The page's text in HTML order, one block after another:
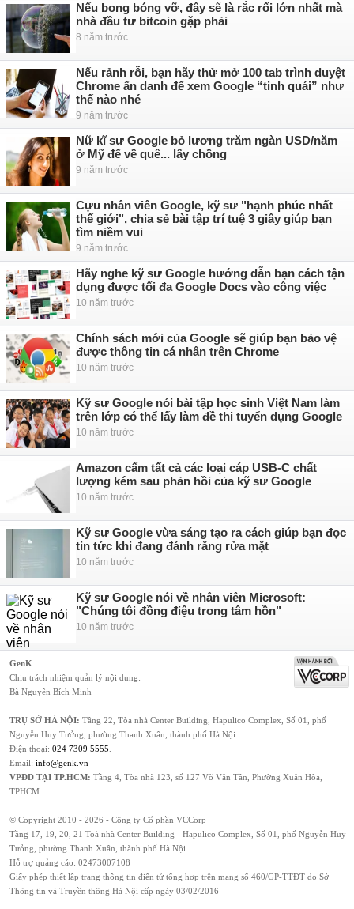
Nếu bong bóng vỡ, đây sẽ là rắc rối lớn nhất mà
nhà đầu tư bitcoin gặp phải
8 năm trước
Nếu rảnh rỗi, bạn hãy thử mở 100 tab trình duyệt
Chrome ẩn danh để xem Google “tinh quái” như
thế nào nhé
9 năm trước
Nữ kĩ sư Google bỏ lương trăm ngàn USD/năm
ở Mỹ để về quê... lấy chồng
9 năm trước
Cựu nhân viên Google, kỹ sư "hạnh phúc nhất
thế giới", chia sẻ bài tập trí tuệ 3 giây giúp bạn
tìm niềm vui
9 năm trước
Hãy nghe kỹ sư Google hướng dẫn bạn cách tận
dụng được tối đa Google Docs vào công việc
10 năm trước
Chính sách mới của Google sẽ giúp bạn bảo vệ
được thông tin cá nhân trên Chrome
10 năm trước
Kỹ sư Google nói bài tập học sinh Việt Nam làm
trên lớp có thể lấy làm đề thi tuyển dụng Google
10 năm trước
Amazon cấm tất cả các loại cáp USB-C chất
lượng kém sau phản hồi của kỹ sư Google
10 năm trước
Kỹ sư Google vừa sáng tạo ra cách giúp bạn đọc
tin tức khi đang đánh răng rửa mặt
10 năm trước
Kỹ sư Google nói về nhân viên Microsoft:
"Chúng tôi đồng điệu trong tâm hồn"
10 năm trước
GenK
Chịu trách nhiệm quản lý nội dung:
Bà Nguyễn Bích Minh
TRỤ SỞ HÀ NỘI: Tầng 22, Tòa nhà Center Building, Hapulico Complex, Số 01, phố
Nguyễn Huy Tưởng, phường Thanh Xuân, thành phố Hà Nội
Điện thoại: 024 7309 5555
Email: info@genk.vn
VPĐD TẠI TP.HCM: Tầng 4, Tòa nhà 123, số 127 Võ Văn Tần, Phường Xuân Hòa,
TPHCM
© Copyright 2010 - 2026 - Công ty Cổ phần VCCorp
Tầng 17, 19, 20, 21 Toà nhà Center Building - Hapulico Complex, Số 01, phố Nguyễn Huy
Tưởng, phường Thanh Xuân, thành phố Hà Nội
Hỗ trợ quảng cáo: 02473007108
Giấy phép thiết lập trang thông tin điện tử tổng hợp trên mạng số 460/GP-TTĐT do Sở
Thông tin và Truyền thông Hà Nội cấp ngày 03/02/2016